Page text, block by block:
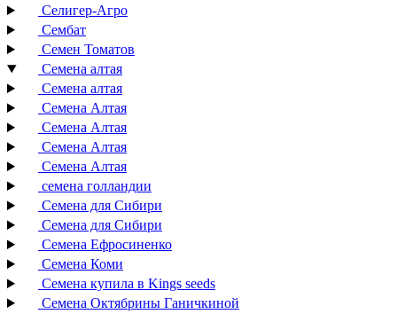
Селигер-Агро
Сембат
Семен Томатов
Семена алтая
Семена алтая
Семена Алтая
Семена Алтая
Семена Алтая
Семена Алтая
семена голландии
Семена для Сибири
Семена для Сибири
Семена Ефросиненко
Семена Коми
Семена купила в Kings seeds
Семена Октябрины Ганичкиной